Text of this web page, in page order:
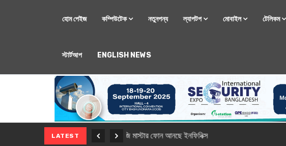
হোম পেইজ কম্পিউটেক নতুনপন্য ল্যাপটপ মোবাইল টেলিকম
স্টার্টআপ ENGLISH NEWS
LATEST মোবাইল নতুন সি-সিরিজ স্মার্টফোন নিয়ে আসছে রিয়েলমি